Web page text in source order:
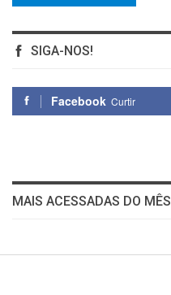
SIGA-NOS!
Facebook Curtir
MAIS ACESSADAS DO MÊS